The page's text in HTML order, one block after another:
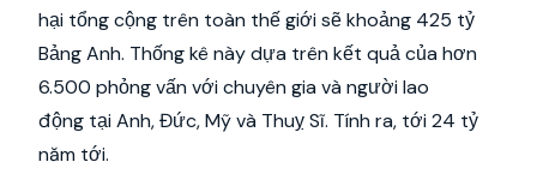
hại tổng cộng trên toàn thế giới sẽ khoảng 425 tỷ
Bảng Anh. Thống kê này dựa trên kết quả của hơn
6.500 phỏng vấn với chuyên gia và người lao
động tại Anh, Đức, Mỹ và Thuỵ Sĩ. Tính ra, tới 24 tỷ
năm tới.